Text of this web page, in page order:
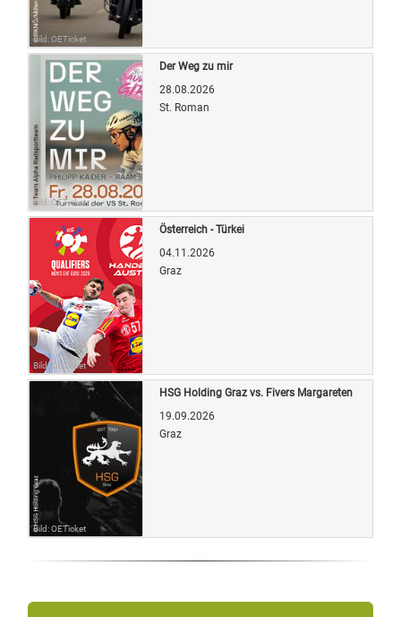
Bild: OETicket
Bild: OETicket
Der Weg zu mir
28.08.2026
St. Roman
Bild: OETicket
Österreich - Türkei
04.11.2026
Graz
Bild: OETicket
HSG Holding Graz vs. Fivers Margareten
19.09.2026
Graz